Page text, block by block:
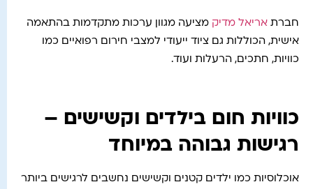
חברת אריאל מדיק מציעה מגוון ערכות מתקדמות בהתאמה
אישית, הכוללות גם ציוד ייעודי למצבי חירום רפואיים כמו
כוויות, חתכים, הרעלות ועוד.
כוויות חום בילדים וקשישים –
רגישות גבוהה במיוחד
אוכלוסיות כמו ילדים קטנים וקשישים נחשבים לרגישים ביותר